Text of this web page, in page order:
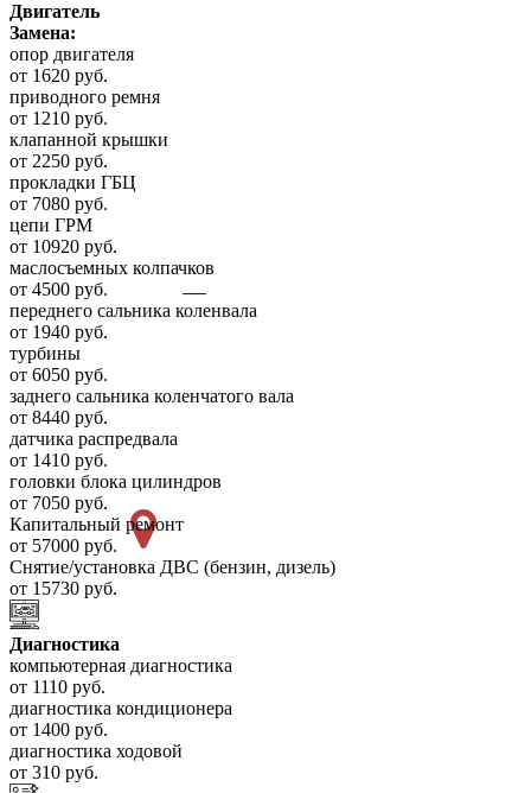
Двигатель
Замена:
опор двигателя
от 1620 руб.
приводного ремня
от 1210 руб.
клапанной крышки
от 2250 руб.
прокладки ГБЦ
от 7080 руб.
цепи ГРМ
от 10920 руб.
маслосъемных колпачков
от 4500 руб.
переднего сальника коленвала
от 1940 руб.
турбины
от 6050 руб.
заднего сальника коленчатого вала
от 8440 руб.
датчика распредвала
от 1410 руб.
головки блока цилиндров
от 7050 руб.
Капитальный ремонт
от 57000 руб.
Снятие/установка ДВС (бензин, дизель)
от 15730 руб.
Диагностика
компьютерная диагностика
от 1110 руб.
диагностика кондиционера
от 1400 руб.
диагностика ходовой
от 310 руб.